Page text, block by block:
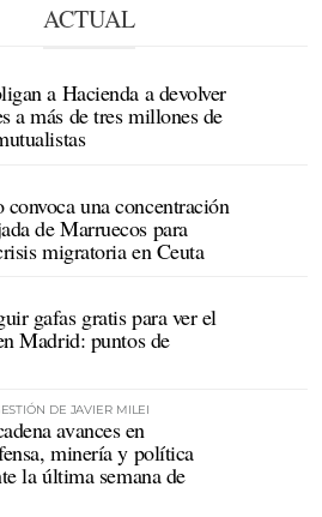
ACTUAL
a Hacienda a devolver
a más de tres millones de
convoca una concentración
de Marruecos para
migratoria en Ceuta
gafas gratis para ver el
Madrid: puntos de
DE JAVIER MILEI
avances en
minería y política
la última semana de